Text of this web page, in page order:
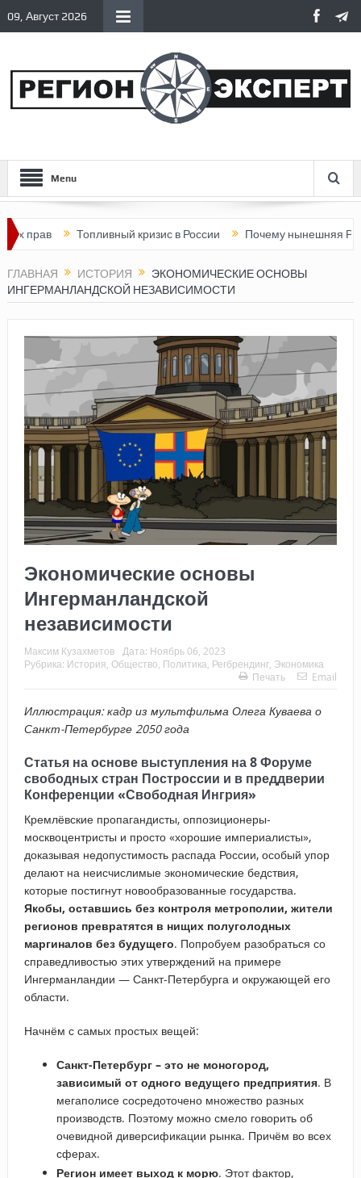
09, Август 2026
Menu
Топливный кризис в России Почему нынешняя Россия
ГЛАВНАЯ ИСТОРИЯ
ЭКОНОМИЧЕСКИЕ ОСНОВЫ
ИНГЕРМАНЛАНДСКОЙ НЕЗАВИСИМОСТИ
Экономические основы
Ингерманландской
независимости
Максим Кузахметов Дата: Ноябрь 06, 2023
Рубрика: История Общество Политика Регбрендинг, Экономика
Печать
Email
Иллюстрация: кадр из мультфильма Олега Куваева о
Санкт-Петербурге 2050 года
Статья на основе выступления на 8 Форуме
свободных стран Построссии и в преддверии
Конференции «Свободная Ингрия»
Кремлёвские пропагандисты, оппозиционеры-
москвоцентристы и просто «хорошие империалисты»,
доказывая недопустимость распада России, особый упор
делают на неисчислимые экономические бедствия,
которые постигнут новообразованные государства.
Якобы, оставшись без контроля метрополии, жители
регионов превратятся в нищих полуголодных
маргиналов без будущего. Попробуем разобраться со
справедливостью этих утверждений на примере
Ингерманландии — Санкт-Петербурга и окружающей его
области.
Начнём с самых простых вещей:
Санкт-Петербург – это не моногород,
зависимый от одного ведущего предприятия. В
мегаполисе сосредоточено множество разных
производств. Поэтому можно смело говорить об
очевидной диверсификации рынка. Причём во всех
сферах.
Регион имеет выход к морю. Этот фактор,